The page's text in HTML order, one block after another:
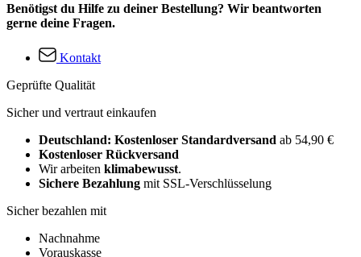
Benötigst du Hilfe zu deiner Bestellung? Wir beantworten
gerne deine Fragen.
Kontakt
Geprüfte Qualität
Sicher und vertraut einkaufen
Deutschland: Kostenloser Standardversand ab 54,90 €
Kostenloser Rückversand
Wir arbeiten klimabewusst.
Sichere Bezahlung mit SSL-Verschlüsselung
Sicher bezahlen mit
Nachnahme
Vorauskasse